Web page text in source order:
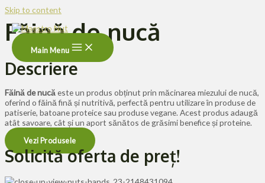
Skip to content
Main Menu
Făină de nucă
Descriere
Făină de nucăeste un produs obținut prin măcinarea miezului de nucă,
oferind o făină fină și nutritivă, perfectă pentru utilizare în produse de
patiserie, batoane proteice sau produse vegane. Acest produs adaugă
atât savoare, cât și un aport sănătos de grăsimi benefice și proteine.
Vezi Produsele
Solicită oferta de preț!